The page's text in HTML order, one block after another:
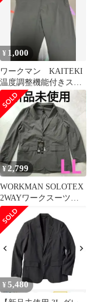
¥ 1,000
ワークマン KAITEKI
温度調整機能付きスラ
ックス 4L 黒 3980円
¥2,799
WORKMAN SOLOTEX
2WAYワークスーツジ
ャケット LL 新品
¥ 5,480